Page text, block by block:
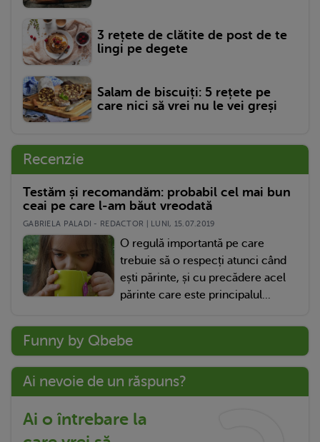
3 rețete de clătite de post de te
lingi pe degete
Salam de biscuiți: 5 rețete pe
care nici să vrei nu le vei greși
Recenzie
Testăm și recomandăm: probabil cel mai bun
ceai pe care l-am băut vreodată
GABRIELA PALADI - REDACTOR | LUNI, 15.07.2019
O regulă importantă pe care
trebuie să o respecți atunci când
ești părinte, și cu precădere acel
părinte care este principalul...
Funny by Qbebe
Ai nevoie de un răspuns?
Ai o întrebare la